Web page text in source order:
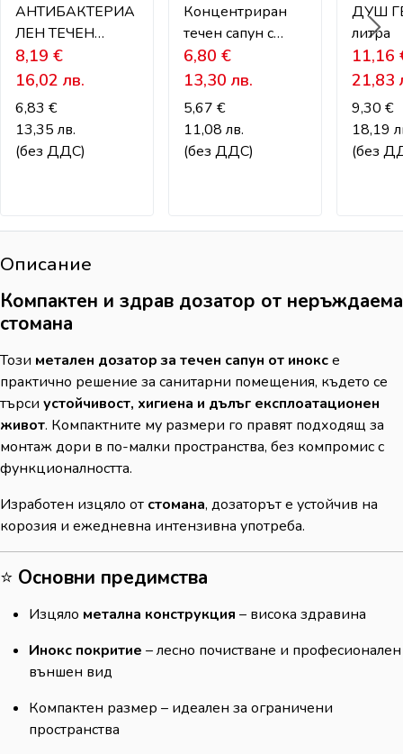
АНТИБАКТЕРИА
ЛЕН ТЕЧЕН
САПУН
8,19 €
16,02 лв.
6,83 €
13,35 лв.
(без ДДС)
Концентриран
течен сапун с
глицерин за
дозатори
6,80€
13,30лв.
5,67€
11,08лв.
(без ДДС)
ДУШ
литра
11,16
21,83
9,30€
18,19
(без
Описание
Компактен и здрав дозатор от неръждаема
стомана
Този метален дозатор за течен сапун от иноксе
практично решение за санитарни помещения, където се
търси устойчивост, хигиена и дълъг експлоатационен
живот. Компактните му размери го правят подходящ за
монтаж дори в по-малки пространства, без компромис с
функционалността.
Изработен изцяло от стомана, дозаторът е устойчив на
корозия и ежедневна интензивна употреба.
⭐ Основни предимства
Изцяло метална конструкция – висока здравина
Инокс покритие – лесно почистване и професионален
външен вид
Компактен размер – идеален за ограничени
пространства